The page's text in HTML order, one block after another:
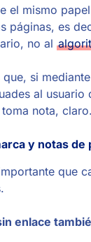
el mismo
páginas, es
no al
si
al usuario
nota, claro.
y notas de
que
enlace